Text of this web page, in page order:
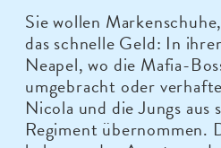
Sie wollen
das schnelle Geld: In
Neapel, wo die Mafia-
umgebracht oder
Nicola und die Jungs aus
Regiment übernommen.